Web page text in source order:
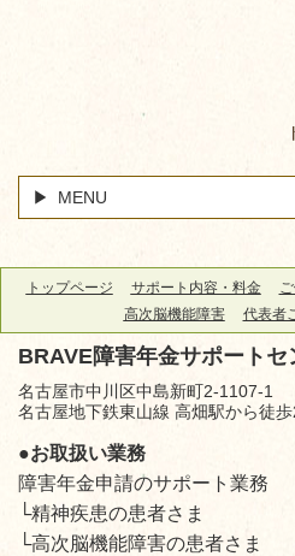
MENU
トップページ サポート内容・料金
高次脳機能障害
代表者
BRAVE障害年金サポートセ
名古屋市中川区中島新町2-1107-1
名古屋地下鉄東山線 高畑駅から徒
●お取扱い業務
障害年金申請のサポート業務
└精神疾患の患者さま
└高次脳機能障害の患者さま